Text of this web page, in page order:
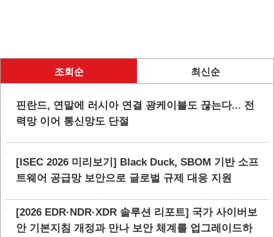
조회순 최신순
핀란드, 연말에 러시아 연결 광케이블도 끊는다... 전
력망 이어 통신망도 단절
[ISEC 2026 미리보기] Black Duck, SBOM 기반 소프
트웨어 공급망 보안으로 글로벌 규제 대응 지원
[2026 EDR·NDR·XDR 솔루션 리포트] 국가 사이버보
안 기본지침 개정과 만나 보안 체계를 업그레이드하